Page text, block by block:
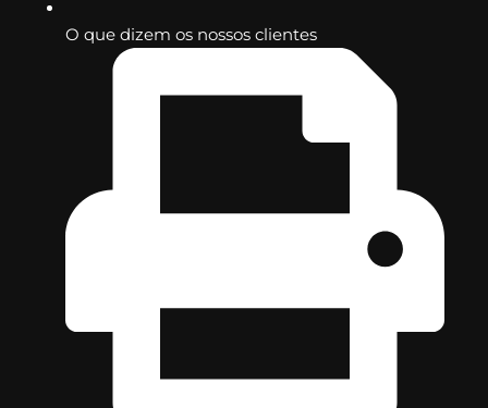
O que dizem os nossos clientes